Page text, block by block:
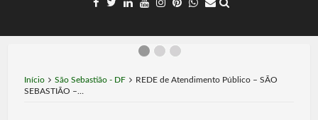
Início São Sebastião - DF
REDE de Atendimento Público – SÃO
SEBASTIÃO –…